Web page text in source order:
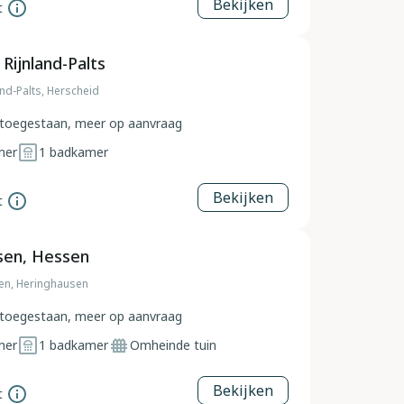
Bekijken
Palts
Palts, Herscheid
meer op aanvraag
1 badkamer
Bekijken
Hessen
Heringhausen
meer op aanvraag
1 badkamer Omheinde tuin
Bekijken